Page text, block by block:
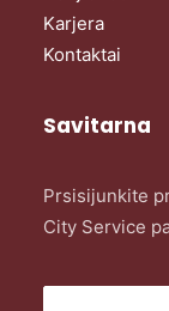
Karjera
Kontaktai
Savitarna
Prsisijunkite
City Service